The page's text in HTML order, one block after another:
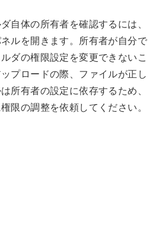
自体の所有者を確認するには、
ルを開きます。所有者が自分で
ダの権限設定を変更できないこ
プロードの際、ファイルが正し
所有者の設定に依存するため、
限の調整を依頼してください。